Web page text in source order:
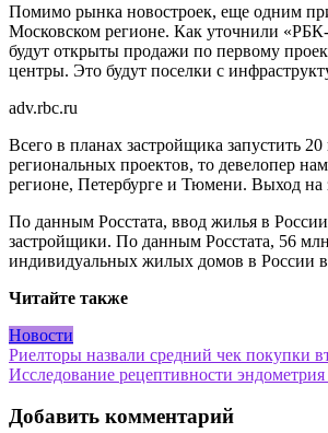
Помимо рынка новостроек, еще одним
Московском регионе. Как уточнили
будут открыты продажи по первому
центры. Это будут поселки с
adv.rbc.ru
Всего в планах застройщика запустить
региональных проектов, то девелопер
регионе, Петербурге и Тюмени. Выход
По данным Росстата, ввод жилья в
застройщики. По данным Росстата, 56
индивидуальных жилых домов в России в
Читайте также
Новости
Навигация
по
записям
Риелторы назвали средний чек покупки
Исследование рецептивности
Добавить комментарий